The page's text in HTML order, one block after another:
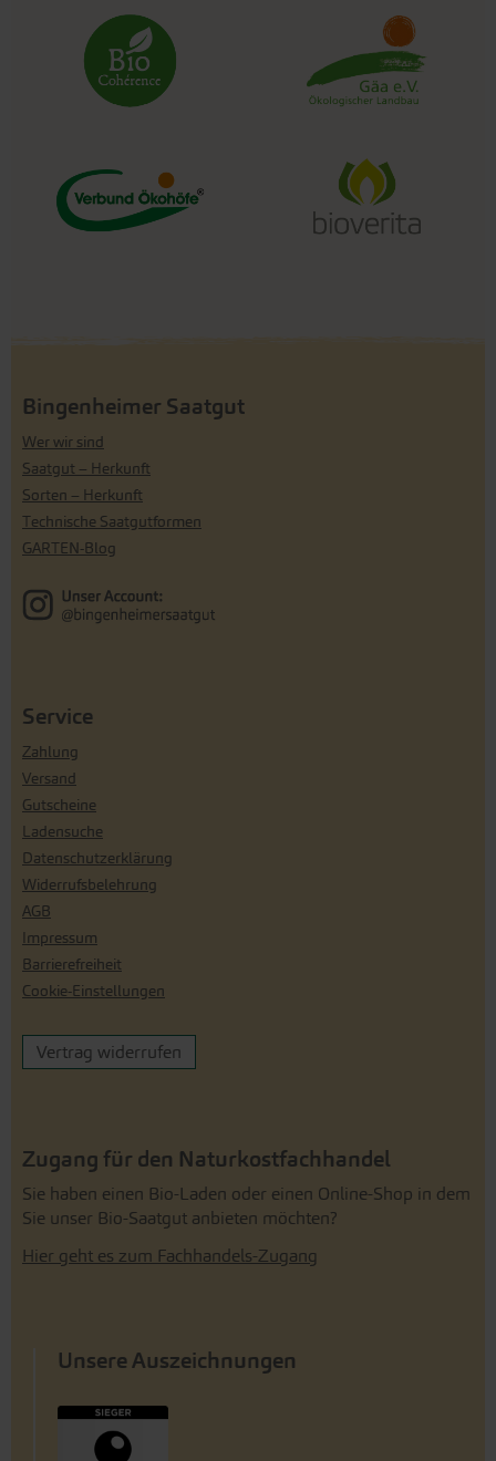
Bingenheimer Saatgut
Wer wir sind
Saatgut – Herkunft
Sorten – Herkunft
Technische Saatgutformen
GARTEN-Blog
Service
Zahlung
Versand
Gutscheine
Ladensuche
Datenschutzerklärung
Widerrufsbelehrung
AGB
Impressum
Barrierefreiheit
Cookie-Einstellungen
Vertrag widerrufen
Zugang für den Naturkostfachhandel
Sie haben einen Bio-Laden oder einen Online-Shop in dem
Sie unser Bio-Saatgut anbieten möchten?
Hier geht es zum Fachhandels-Zugang
Unsere Auszeichnungen